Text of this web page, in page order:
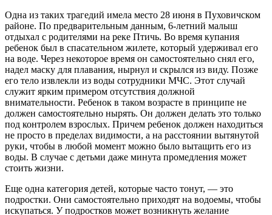
Одна из таких трагедий имела место 28 июня в Пуховичском
районе. По предварительным данным, 6-летний малыш
отдыхал с родителями на реке Птичь. Во время купания
ребенок был в спасательном жилете, который удерживал его
на воде. Через некоторое время он самостоятельно снял его,
надел маску для плавания, нырнул и скрылся из виду. Позже
его тело извлекли из воды сотрудники МЧС. Этот случай
служит ярким примером отсутствия должной
внимательности. Ребенок в таком возрасте в принципе не
должен самостоятельно нырять. Он должен делать это только
под контролем взрослых. Причем ребенок должен находиться
не просто в пределах видимости, а на расстоянии вытянутой
руки, чтобы в любой момент можно было вытащить его из
воды. В случае с детьми даже минута промедления может
стоить жизни.
Еще одна категория детей, которые часто тонут, — это
подростки. Они самостоятельно приходят на водоемы, чтобы
искупаться. У подростков может возникнуть желание